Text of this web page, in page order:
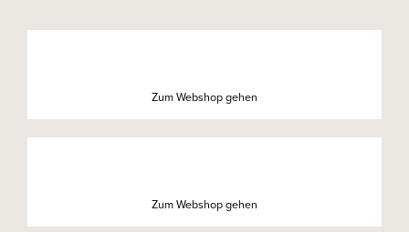
Zum Webshop gehen
Zum Webshop gehen